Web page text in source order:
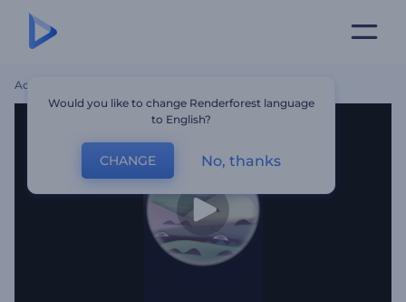
Accueil
Would you like to change Renderforest language
to English?
CHANGE No, thanks